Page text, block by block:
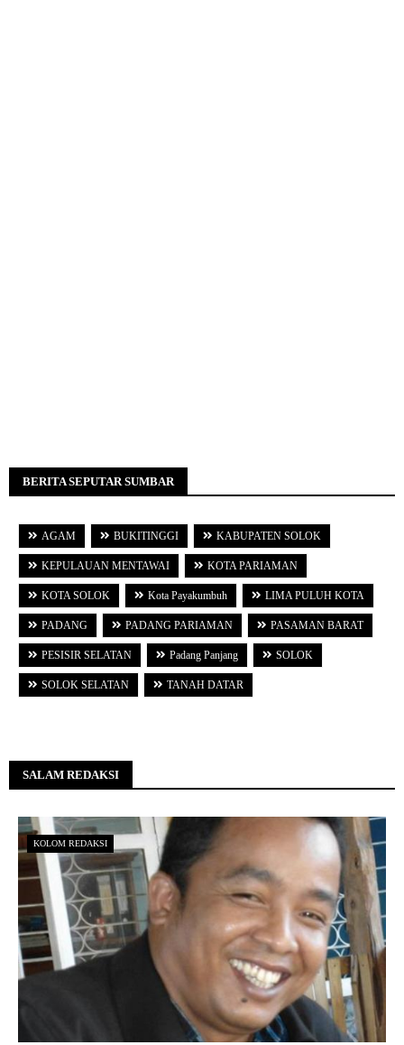
BERITA SEPUTAR SUMBAR
AGAM BUKITINGGI KABUPATEN SOLOK
KEPULAUAN MENTAWAI KOTA PARIAMAN
KOTA SOLOK Kota Payakumbuh LIMA PULUH KOTA
PADANG PADANG PARIAMAN PASAMAN BARAT
PESISIR SELATAN Padang Panjang SOLOK
SOLOK SELATAN TANAH DATAR
SALAM REDAKSI
KOLOM REDAKSI